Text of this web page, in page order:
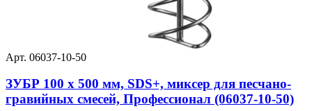
Арт. 06037-10-50
ЗУБР 100 x 500 мм, SDS+, миксер для песчано-
гравийных смесей, Профессионал (06037-10-50)